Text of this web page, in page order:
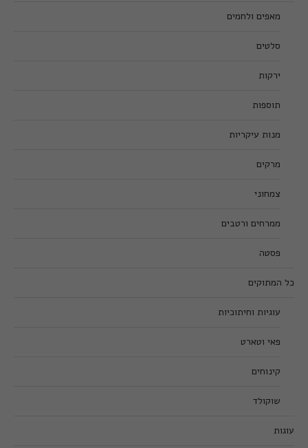
מאפים ולחמים
סלטים
ירקות
תוספות
מנות עיקריות
מרקים
צמחוני
ממרחים ורטבים
פסטה
כל המתוקים
עוגיות וחיתוכיות
פאי וטארט
קינוחים
שוקולד
עוגות